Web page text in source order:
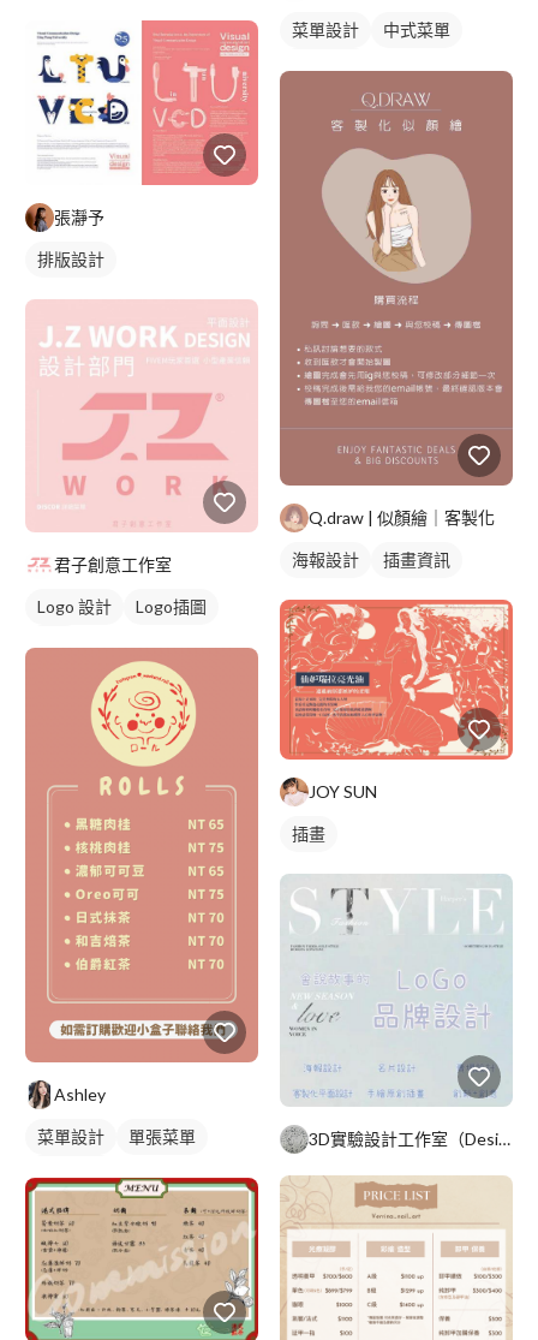
張瀞予
排版設計
君子創意工作室
Logo 設計
Logo插圖
Ashley
菜單設計
單張菜單
菜單設計
中式菜單
Q.draw | 似顏繪｜客製化
海報設計 插畫資訊
JOY SUN
插畫
3D實驗設計工作室（Design. Description.